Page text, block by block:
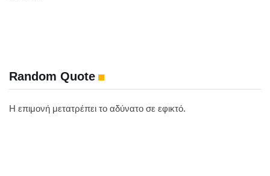
Random Quote
Η επιμονή μετατρέπει το αδύνατο σε εφικτό.